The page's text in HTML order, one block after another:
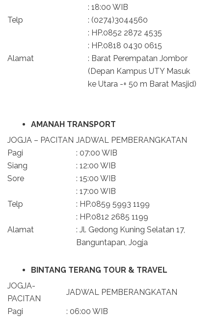
: 18:00 WIB
Telp
: (0274)3044560
: HP.0852 2872 4535
: HP.0818 0430 0615
Alamat
: Barat Perempatan Jombor
(Depan Kampus UTY Masuk
ke Utara -+ 50 m Barat Masjid)
AMANAH TRANSPORT
JOGJA – PACITAN JADWAL PEMBERANGKATAN
Pagi
: 07:00 WIB
Siang
: 12:00 WIB
Sore
: 15:00 WIB
: 17:00 WIB
Telp
: HP.0859 5993 1199
: HP.0812 2685 1199
Alamat
: Jl. Gedong Kuning Selatan 17,
Banguntapan, Jogja
BINTANG TERANG TOUR & TRAVEL
JOGJA-
PACITAN
JADWAL PEMBERANGKATAN
Pagi
: 06:00 WIB